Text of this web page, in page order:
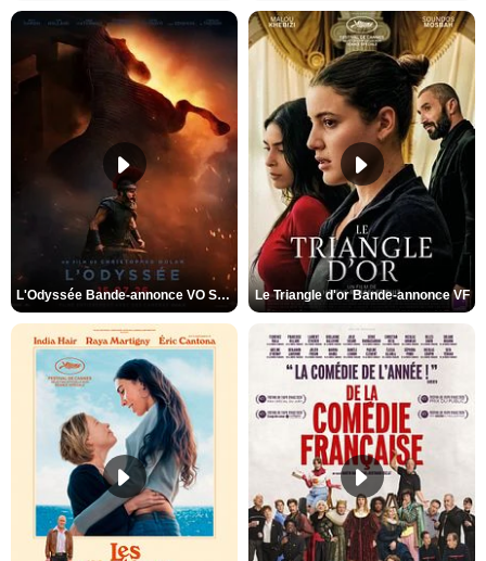
L'Odyssée Bande-annonce VO STFR Le Triangle d'or Bande-annonce VF